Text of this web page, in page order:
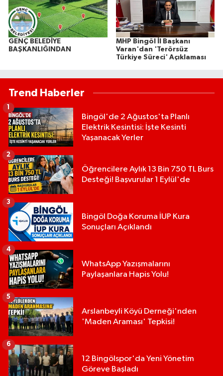
GENÇ BELEDİYE
BAŞKANLIĞINDAN
MHP Bingöl İl Başkanı
Varan'dan 'Terörsüz
Türkiye Süreci' Açıklaması
Trend Haberler
Bingöl'de 2 Ağustos'ta Planlı
Elektrik Kesintisi: İşte Kesinti
Yaşanacak Yerler
Öğrencilere Aylık 13 Bin 750 TL Burs
Desteği! Başvurular 1 Eylül'de
2
Bingöl Doğa Koruma İUP Kura
Sonuçları Açıklandı
3
WhatsApp Yazışmalarını
Paylaşanlara Hapis Yolu!
4
Arslanbeyli Köyü Derneği'nden
'Maden Araması' Tepkisi!
5
12 Bingölspor'da Yeni Yönetim
Göreve Başladı
6